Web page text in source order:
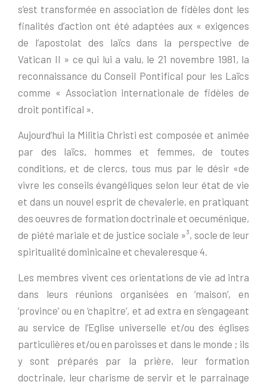
s’est transformée en association de fidèles dont les
finalités d’action ont été adaptées aux « exigences
de l’apostolat des laïcs dans la perspective de
Vatican II » ce qui lui a valu, le 21 novembre 1981, la
reconnaissance du Conseil Pontifical pour les Laïcs
comme « Association internationale de fidèles de
droit pontifical ».
Aujourd’hui la Militia Christi est composée et animée
par des laïcs, hommes et femmes, de toutes
conditions, et de clercs, tous mus par le désir «de
vivre les conseils évangéliques selon leur état de vie
et dans un nouvel esprit de chevalerie, en pratiquant
des oeuvres de formation doctrinale et oecuménique,
de piété mariale et de justice sociale »³, socle de leur
spiritualité dominicaine et chevaleresque 4.
Les membres vivent ces orientations de vie ad intra
dans leurs réunions organisées en ‘maison’, en
‘province’ ou en ‘chapitre’, et ad extra en s’engageant
au service de l’Eglise universelle et/ou des églises
particulières et/ou en paroisses et dans le monde ; ils
y sont préparés par la prière, leur formation
doctrinale, leur charisme de servir et le parrainage